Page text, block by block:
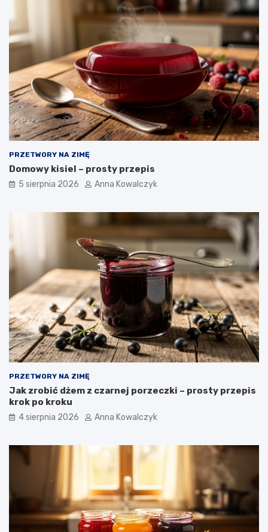
PRZETWORY NA ZIMĘ
Domowy kisiel – prosty przepis
5 sierpnia 2026 Anna Kowalczyk
PRZETWORY NA ZIMĘ
Jak zrobić dżem z czarnej porzeczki – prosty przepis
krok po kroku
4 sierpnia 2026 Anna Kowalczyk